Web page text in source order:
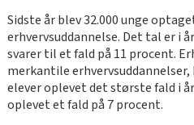
Sidste år blev 32.000 unge
erhvervsuddannelse. Det tal er i
svarer til et fald på 11 procent.
merkantile
elever oplevet det største fald i
oplevet et fald på 7 procent.